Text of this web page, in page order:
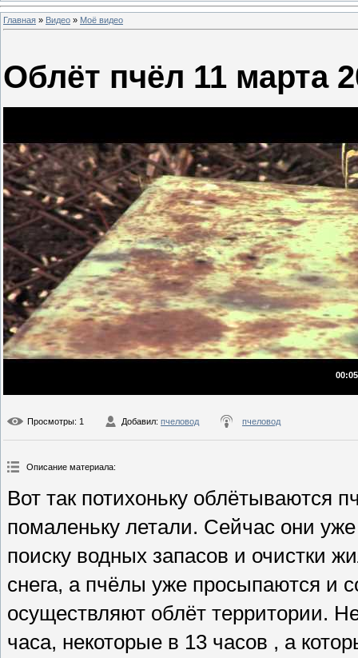
Главная » Видео » Моё видео
Облёт пчёл 11 марта
Просмотры: 1 Добавил: пчеловод пчеловод
Описание материала:
Вот так потихоньку облётываются
помаленьку летали. Сейчас они
поиску водных запасов и очистки
снега, а пчёлы уже просыпаются и
осуществляют облёт территории.
часа, некоторые в 13 часов , а